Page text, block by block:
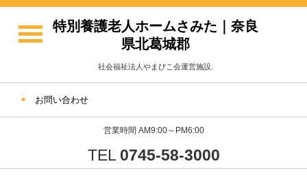
特別養護老人ホームさみた｜奈良
県北葛城郡
社会福祉法人やまびこ会運営施設.
お問い合わせ
営業時間 AM9:00～PM6:00
TEL 0745-58-3000